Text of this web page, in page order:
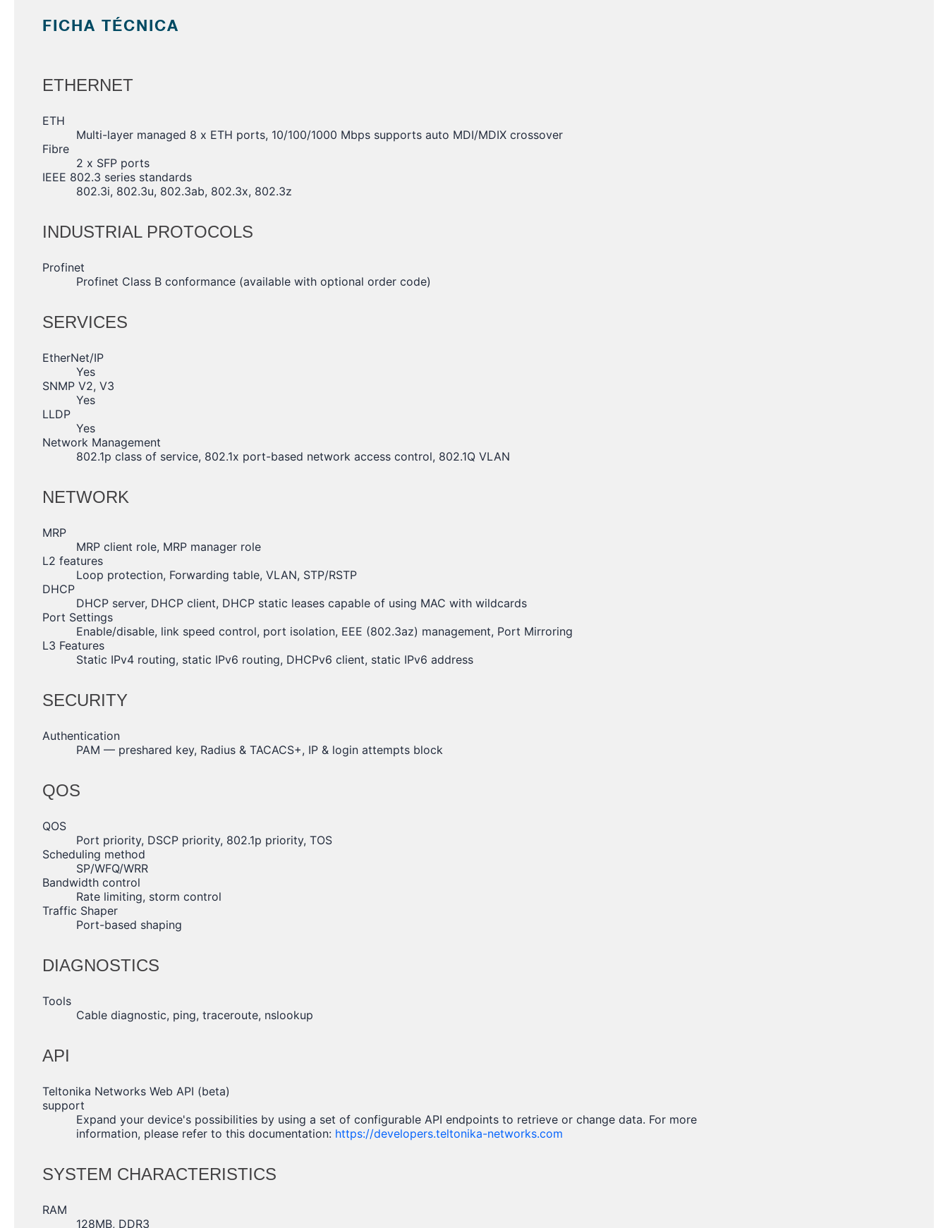
FICHA TÉCNICA
ETHERNET
ETH
Multi-layer managed 8 x ETH ports, 10/100/1000 Mbps supports auto MDI/MDIX crossover
Fibre
2 x SFP ports
IEEE 802.3 series standards
802.3i, 802.3u, 802.3ab, 802.3x, 802.3z
INDUSTRIAL PROTOCOLS
Profinet
Profinet Class B conformance (available with optional order code)
SERVICES
EtherNet/IP
Yes
SNMP V2, V3
Yes
LLDP
Yes
Network Management
802.1p class of service, 802.1x port-based network access control, 802.1Q VLAN
NETWORK
MRP
MRP client role, MRP manager role
L2 features
Loop protection, Forwarding table, VLAN, STP/RSTP
DHCP
DHCP server, DHCP client, DHCP static leases capable of using MAC with wildcards
Port Settings
Enable/disable, link speed control, port isolation, EEE (802.3az) management, Port Mirroring
L3 Features
Static IPv4 routing, static IPv6 routing, DHCPv6 client, static IPv6 address
SECURITY
Authentication
PAM — preshared key, Radius & TACACS+, IP & login attempts block
QOS
QOS
Port priority, DSCP priority, 802.1p priority, TOS
Scheduling method
SP/WFQ/WRR
Bandwidth control
Rate limiting, storm control
Traffic Shaper
Port-based shaping
DIAGNOSTICS
Tools
Cable diagnostic, ping, traceroute, nslookup
API
Teltonika Networks Web API (beta)
support
Expand your device's possibilities by using a set of configurable API endpoints to retrieve or change data. For more
information, please refer to this documentation: https://developers.teltonika-networks.com
SYSTEM CHARACTERISTICS
RAM
128MB, DDR3